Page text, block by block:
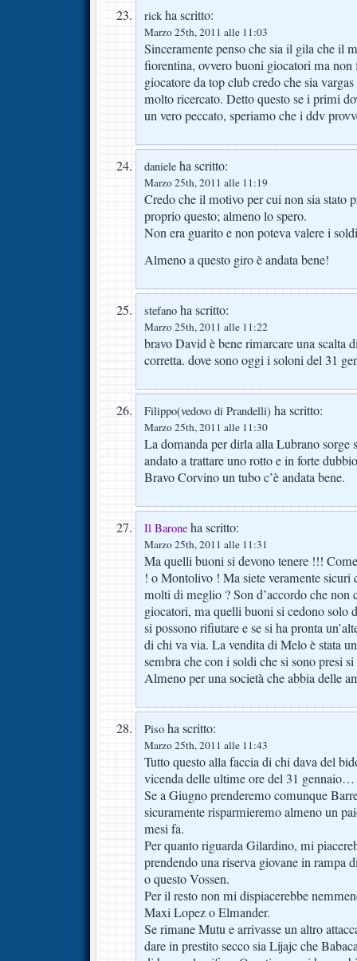
rick ha scritto:
Marzo 25th, 2011 alle 11:03
Sinceramente penso che sia il gila che il
fiorentina, ovvero buoni giocatori ma non
giocatore da top club credo che sia
molto ricercato. Detto questo se i primi
un vero peccato, speriamo che i ddv
daniele ha scritto:
Marzo 25th, 2011 alle 11:19
Credo che il motivo per cui non sia stato
proprio questo; almeno lo spero.
Non era guarito e non poteva valere i
Almeno a questo giro è andata bene!
stefano ha scritto:
Marzo 25th, 2011 alle 11:22
bravo David è bene rimarcare una scalta
corretta. dove sono oggi i soloni del 31
Filippo(vedovo di Prandelli) ha scritto:
Marzo 25th, 2011 alle 11:30
La domanda per dirla alla Lubrano sorge
andato a trattare uno rotto e in forte
Bravo Corvino un tubo c’è andata bene.
Il Barone ha scritto:
Marzo 25th, 2011 alle 11:31
Ma quelli buoni si devono tenere !!!
! o Montolivo ! Ma siete veramente sicuri
molti di meglio ? Son d’accordo che non
giocatori, ma quelli buoni si cedono solo
si possono rifiutare e se si ha pronta
di chi va via. La vendita di Melo è stata
sembra che con i soldi che si sono presi
Almeno per una società che abbia delle
Piso ha scritto:
Marzo 25th, 2011 alle 11:43
Tutto questo alla faccia di chi dava del
vicenda delle ultime ore del 31 gennaio…
Se a Giugno prenderemo comunque
sicuramente risparmieremo almeno un
mesi fa.
Per quanto riguarda Gilardino, mi
prendendo una riserva giovane in rampa
o questo Vossen.
Per il resto non mi dispiacerebbe
Maxi Lopez o Elmander.
Se rimane Mutu e arrivasse un altro
dare in prestito secco sia Lijajc che